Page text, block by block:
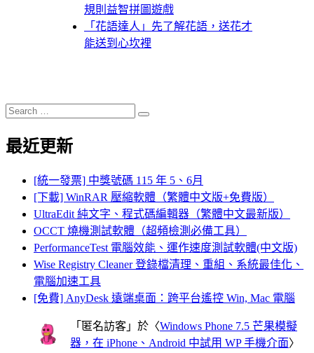
規則益智拼圖遊戲
「花語達人」先了解花語，送花才
能送到心坎裡
Search
for:
Search
最近更新
[統一發票] 中獎號碼 115 年 5、6月
[下載] WinRAR 壓縮軟體（繁體中文版+免費版）
UltraEdit 純文字、程式碼編輯器（繁體中文最新版）
OCCT 燒機測試軟體（超頻檢測必備工具）
PerformanceTest 電腦效能、運作速度測試軟體(中文版)
Wise Registry Cleaner 登錄檔清理、重組、系統最佳化、
電腦加速工具
[免費] AnyDesk 遠端桌面：跨平台遙控 Win, Mac 電腦
「 匿名訪客 」於〈Windows Phone 7.5 芒果模擬
器，在 iPhone、Android 中試用 WP 手機介面〉